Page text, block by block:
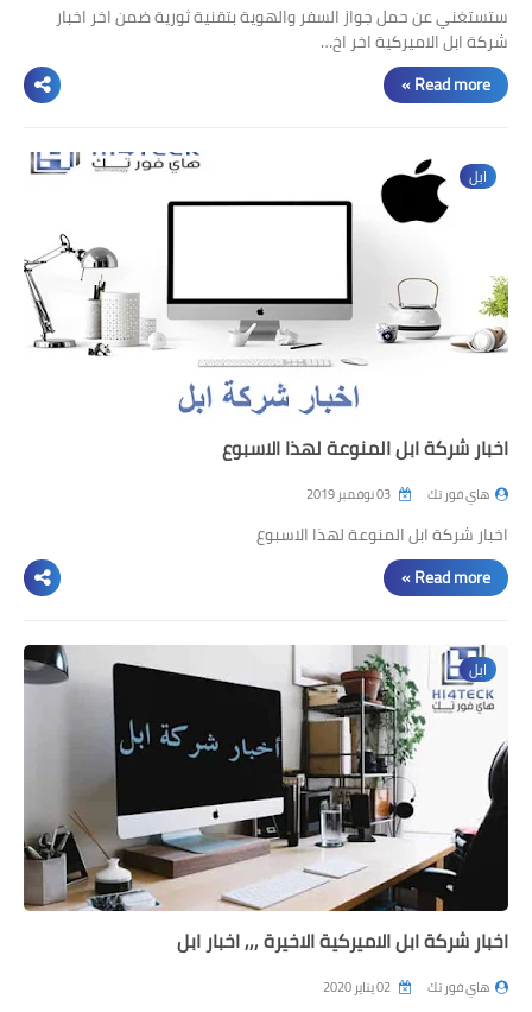
ستستغني عن حمل جواز السفر والهوية بتقنية ثورية ضمن اخر اخبار
شركة ابل الاميركية اخر اخ…
Read more »
ابل
اخبار شركة ابل المنوعة لهذا الاسبوع
هاي فور تك
اخبار شركة ابل المنوعة لهذا الاسبوع
Read more »
ابل
اخبار شركة ابل الاميركية الاخيرة ,,, اخبار ابل
هاي فور تك